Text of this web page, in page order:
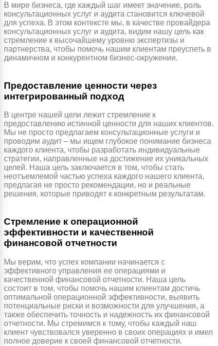
В мире бизнеса, где каждый шаг имеет значение, роль
консультационных услуг и аудита становится ключевой
для успеха. В этом контексте мы, в качестве провайдера
консультационных услуг и аудита, видим нашу цель как
стремление к высочайшему уровню экспертизы и
партнерства, чтобы помочь нашим клиентам преуспеть в
динамичном и конкурентном бизнес-окружении.
Предоставление ценности через
интегрированный подход
В центре нашей цели лежит стремление к
предоставлению истинной ценности для наших клиентов.
Мы не просто предлагаем консультационные услуги и
проводим аудит – мы ищем глубокое понимание бизнеса
каждого клиента, чтобы разработать индивидуальные
стратегии, направленные на достижение их уникальных
целей. Наша цель заключается в том, чтобы стать
неотъемлемой частью успеха каждого нашего клиента,
предлагая не просто рекомендации, но и реальные
решения, которые приводят к конкретным результатам.
Стремление к операционной
эффективности и качественной
финансовой отчетности
Мы верим, что успех компании начинается с
эффективного управления ее операциями и
качественной финансовой отчетности. Наша цель
состоит в том, чтобы помочь нашим клиентам достичь
оптимальной операционной эффективности, выявить
потенциальные риски и возможности для улучшения, а
также обеспечить точность и надежность их финансовой
отчетности. Мы стремимся к тому, чтобы каждый наш
клиент чувствовался уверенно в своих операциях и имел
полное доверие к своей финансовой отчетности.